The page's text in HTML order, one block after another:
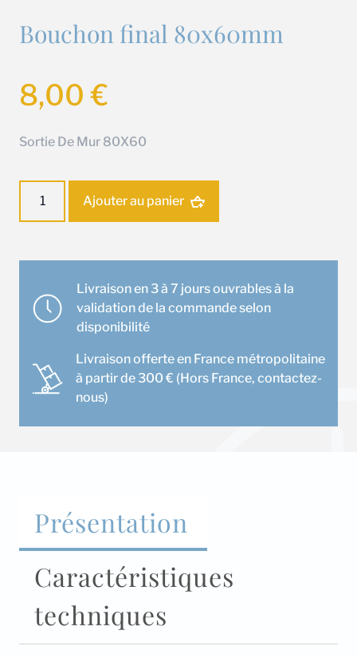
Bouchon final 80x60mm
8,00€
Sortie De Mur 80X60
Bouchon
80x60mm
Ajouter au panier
Livraison en 3 à 7 jours ouvrables à la
validation de la commande selon
disponibilité
Livraison offerte en France métropolitaine
à partir de 300 € (Hors France, contactez-
nous)
Présentation
Caractéristiques
techniques